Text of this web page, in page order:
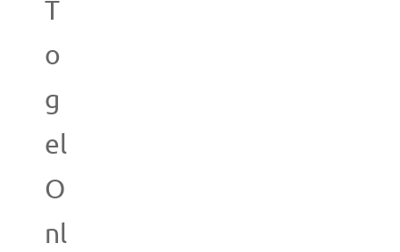
T
o
g
el
O
nl